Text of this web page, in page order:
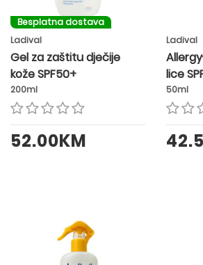
Besplatna dostava
Ladival
Gel za zaštitu dječije
kože SPF50+
200ml
52.00KM
Ladival
lice
50ml